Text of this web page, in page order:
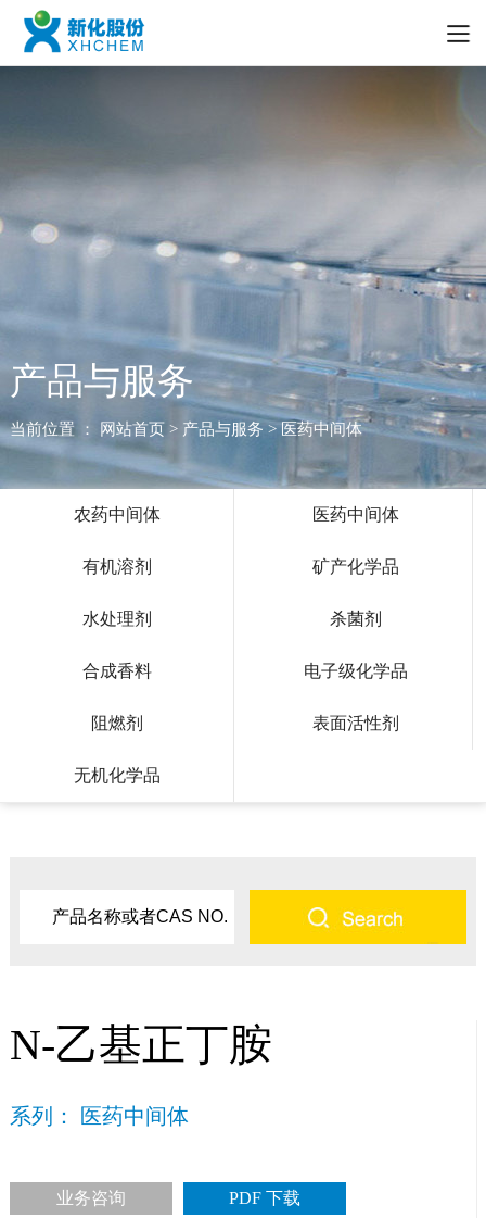
产品与服务
当前位置 ： 网站首页> 产品与服务 > 医药中间体
农药中间体 医药中间体
有机溶剂 矿产化学品
水处理剂 杀菌剂
合成香料 电子级化学品
阻燃剂 表面活性剂
无机化学品
N-乙基正丁胺
系列： 医药中间体
业务咨询 PDF 下载